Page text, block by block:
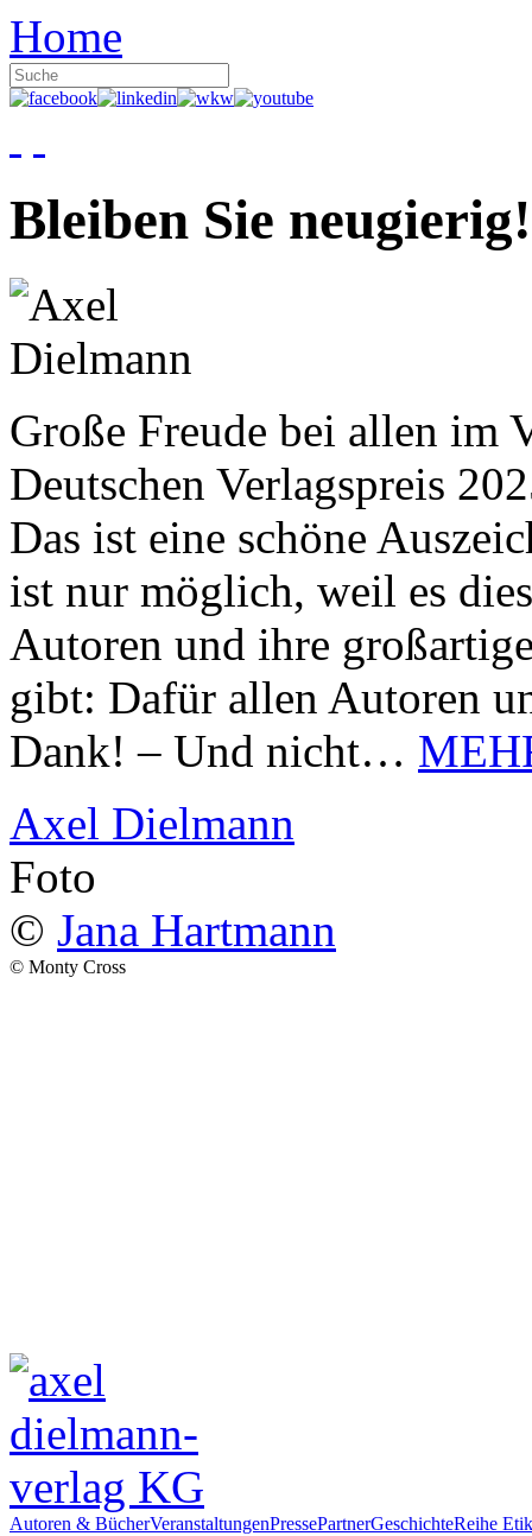
Home
Bleiben Sie neugierig!
Große Freude bei allen im
Deutschen Verlagspreis
Das ist eine schöne
ist nur möglich, weil es
Autoren und ihre
gibt: Dafür allen Autoren
Dank! – Und nicht…
Axel Dielmann
Foto
© Jana Hartmann
© Monty Cross
Autoren & BücherVeranstaltungenPressePartnerGeschichteReihe